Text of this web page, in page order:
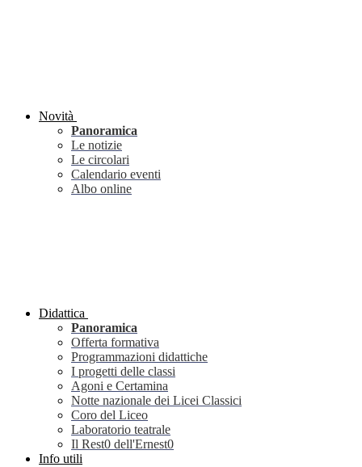
Novità
Panoramica
Le notizie
Le circolari
Calendario eventi
Albo online
Didattica
Panoramica
Offerta formativa
Programmazioni didattiche
I progetti delle classi
Agoni e Certamina
Notte nazionale dei Licei Classici
Coro del Liceo
Laboratorio teatrale
Il Rest0 dell'Ernest0
Info utili